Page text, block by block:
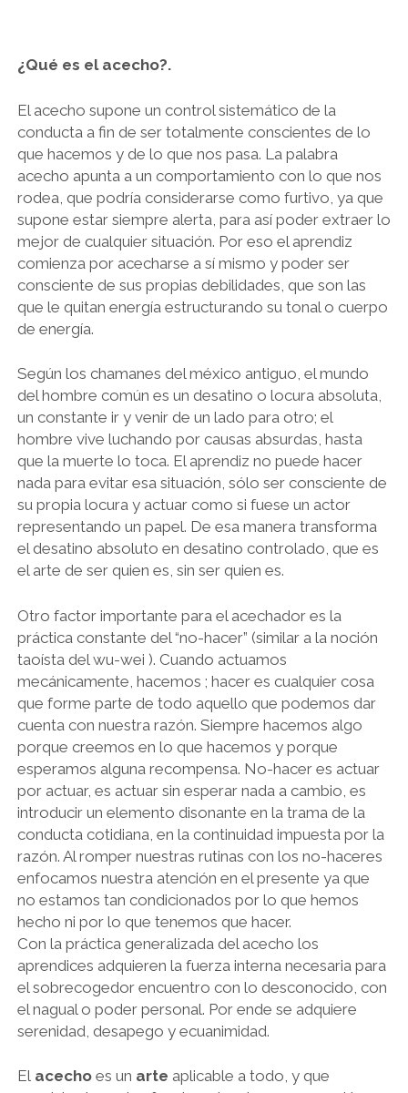
¿Qué es el acecho?.
El acecho supone un control sistemático de la
conducta a fin de ser totalmente conscientes de lo
que hacemos y de lo que nos pasa. La palabra
acecho apunta a un comportamiento con lo que nos
rodea, que podría considerarse como furtivo, ya que
supone estar siempre alerta, para así poder extraer lo
mejor de cualquier situación. Por eso el aprendiz
comienza por acecharse a sí mismo y poder ser
consciente de sus propias debilidades, que son las
que le quitan energía estructurando su tonal o cuerpo
de energía.
Según los chamanes del méxico antiguo, el mundo
del hombre común es un desatino o locura absoluta,
un constante ir y venir de un lado para otro; el
hombre vive luchando por causas absurdas, hasta
que la muerte lo toca. El aprendiz no puede hacer
nada para evitar esa situación, sólo ser consciente de
su propia locura y actuar como si fuese un actor
representando un papel. De esa manera transforma
el desatino absoluto en desatino controlado, que es
el arte de ser quien es, sin ser quien es.
Otro factor importante para el acechador es la
práctica constante del “no-hacer” (similar a la noción
taoísta del wu-wei ). Cuando actuamos
mecánicamente, hacemos ; hacer es cualquier cosa
que forme parte de todo aquello que podemos dar
cuenta con nuestra razón. Siempre hacemos algo
porque creemos en lo que hacemos y porque
esperamos alguna recompensa. No-hacer es actuar
por actuar, es actuar sin esperar nada a cambio, es
introducir un elemento disonante en la trama de la
conducta cotidiana, en la continuidad impuesta por la
razón. Al romper nuestras rutinas con los no-haceres
enfocamos nuestra atención en el presente ya que
no estamos tan condicionados por lo que hemos
hecho ni por lo que tenemos que hacer.
Con la práctica generalizada del acecho los
aprendices adquieren la fuerza interna necesaria para
el sobrecogedor encuentro con lo desconocido, con
el nagual o poder personal. Por ende se adquiere
serenidad, desapego y ecuanimidad.
El acechoes un arte aplicable a todo, y que